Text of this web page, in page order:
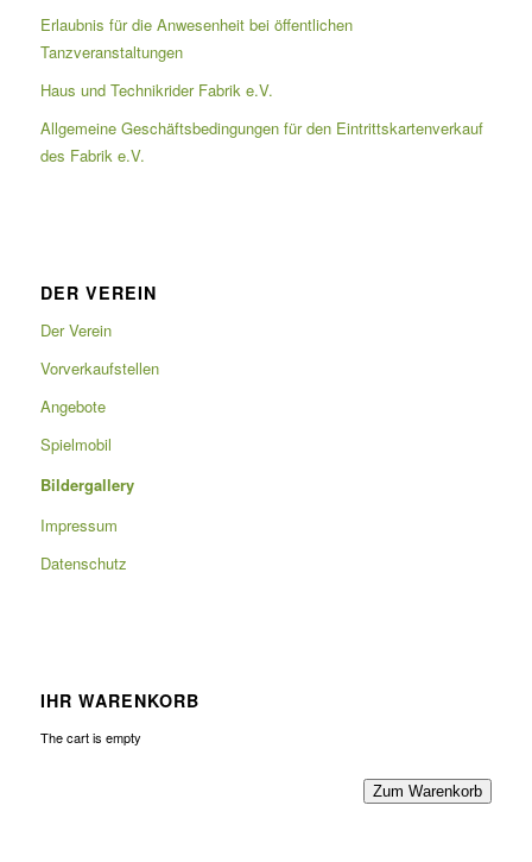
Erlaubnis für die Anwesenheit bei öffentlichen
Tanzveranstaltungen
Haus und Technikrider Fabrik e.V.
Allgemeine Geschäftsbedingungen für den Eintrittskartenverkauf
des Fabrik e.V.
DER VEREIN
Der Verein
Vorverkaufstellen
Angebote
Spielmobil
Bildergallery
Impressum
Datenschutz
IHR WARENKORB
The cart is empty
Zum Warenkorb